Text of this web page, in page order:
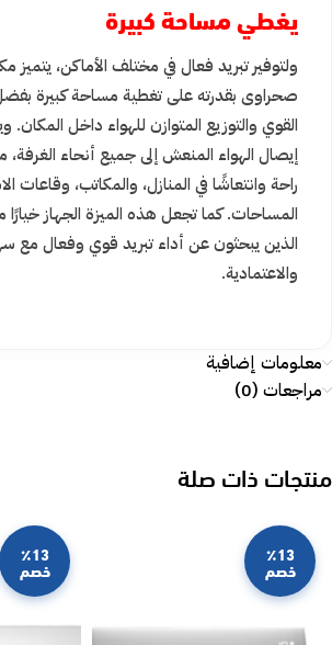
يغطي مساحة كبيرة
ولتوفير تبريد فعال في مختلف الأماكن، يتميز
صحراوى بقدرته على تغطية مساحة كبيرة
القوي والتوزيع المتوازن للهواء داخل
إيصال الهواء المنعش إلى جميع أنحاء الغرفة،
راحة وانتعاشًا في المنازل، والمكاتب، وقاعات
المساحات. كما تجعل هذه الميزة الجهاز خيارًا
الذين يبحثون عن أداء تبريد قوي وفعال مع
والاعتمادية.
معلومات إضافية
مراجعات (0)
منتجات ذات صلة
٪13
خصم
٪13
خصم